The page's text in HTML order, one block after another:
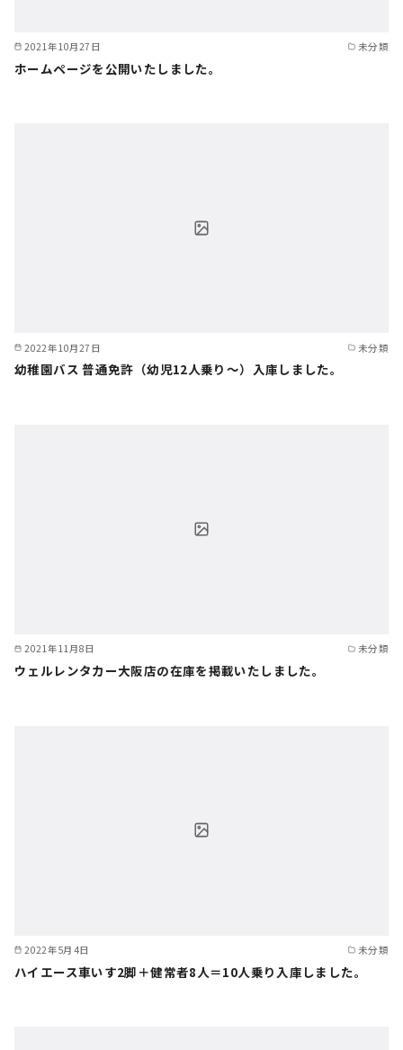
2021年10月27日 未分類
ホームページを公開いたしました。
2022年10月27日 未分類
幼稚園バス 普通免許（幼児12人乗り〜）入庫しました。
2021年11月8日 未分類
ウェルレンタカー大阪店の在庫を掲載いたしました。
2022年5月4日 未分類
ハイエース車いす2脚＋健常者8人＝10人乗り入庫しました。